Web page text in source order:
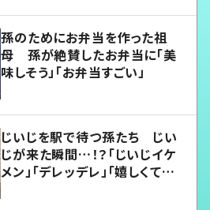
孫のためにお弁当を作った祖
母 孫が絶賛したお弁当に「美
味しそう」「お弁当すごい」
じいじを駅で待つ孫たち じい
じが来た瞬間…！？「じいじイケ
メン」「デレッデレ」「嬉しくて可